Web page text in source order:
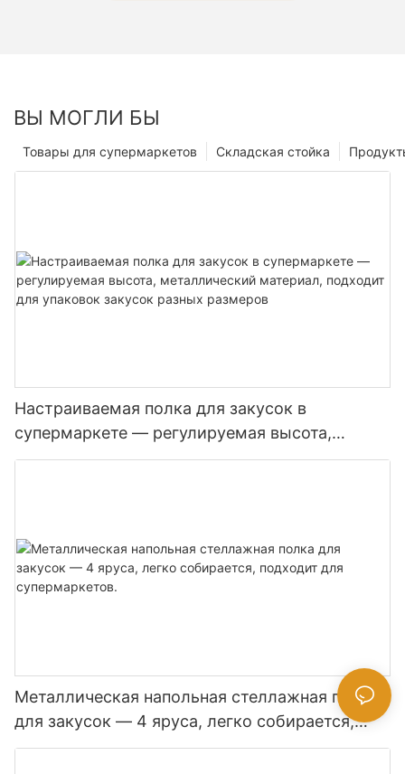
ВЫ МОГЛИ БЫ
Складская стойка
Товары для супермаркетов
Настраиваемая полка для закусок в
супермаркете — регулируемая высота,
металлический материал, подходит для
Металлическая напольная стеллажная полка
для закусок — 4 яруса, легко собирается,
подходит для супермаркетов.